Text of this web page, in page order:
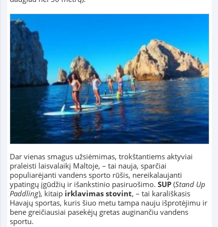
Dar vienas smagus užsiėmimas, trokštantiems aktyviai
praleisti laisvalaikį Maltoje, – tai nauja, sparčiai
populiarėjanti vandens sporto rūšis, nereikalaujanti
ypatingų įgūdžių ir išankstinio pasiruošimo. SUP(Stand Up
Paddling), kitaip irklavimas stovint, – tai karališkasis
Havajų sportas, kuris šiuo metu tampa nauju išprotėjimu ir
bene greičiausiai pasekėjų gretas auginančiu vandens
sportu.